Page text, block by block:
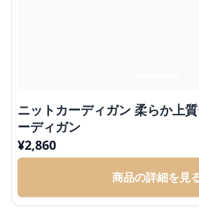
ニットカーディガン 柔らか上
ーディガン
¥2,860
商品の詳細を見